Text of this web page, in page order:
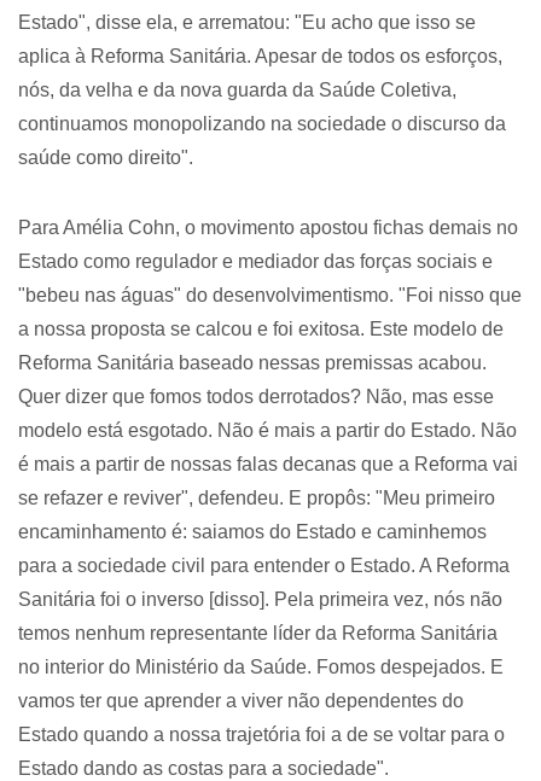
Estado", disse ela, e arrematou: "Eu acho que isso se
aplica à Reforma Sanitária. Apesar de todos os esforços,
nós, da velha e da nova guarda da Saúde Coletiva,
continuamos monopolizando na sociedade o discurso da
saúde como direito".
Para Amélia Cohn, o movimento apostou fichas demais no
Estado como regulador e mediador das forças sociais e
"bebeu nas águas" do desenvolvimentismo. "Foi nisso que
a nossa proposta se calcou e foi exitosa. Este modelo de
Reforma Sanitária baseado nessas premissas acabou.
Quer dizer que fomos todos derrotados? Não, mas esse
modelo está esgotado. Não é mais a partir do Estado. Não
é mais a partir de nossas falas decanas que a Reforma vai
se refazer e reviver", defendeu. E propôs: "Meu primeiro
encaminhamento é: saiamos do Estado e caminhemos
para a sociedade civil para entender o Estado. A Reforma
Sanitária foi o inverso [disso]. Pela primeira vez, nós não
temos nenhum representante líder da Reforma Sanitária
no interior do Ministério da Saúde. Fomos despejados. E
vamos ter que aprender a viver não dependentes do
Estado quando a nossa trajetória foi a de se voltar para o
Estado dando as costas para a sociedade".